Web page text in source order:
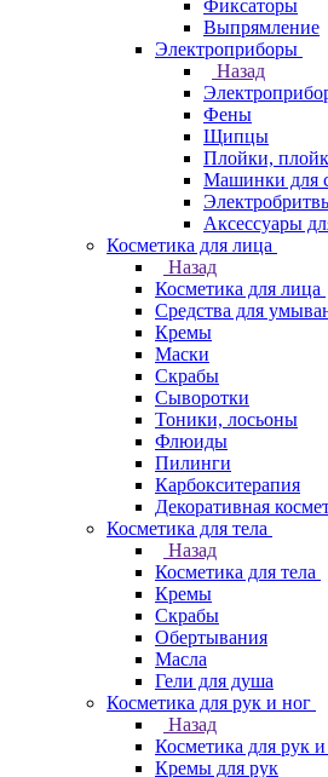
Фиксаторы
Выпрямление
Электроприборы
Назад
Фены
Щипцы
Плойки,
Машинки для
Аксессуары
Косметика для лица
Назад
Косметика для лица
Средства для
Кремы
Маски
Скрабы
Сыворотки
Тоники, лосьоны
Флюиды
Пилинги
Карбокситерапия
Декоративная
Косметика для тела
Назад
Косметика для тела
Кремы
Скрабы
Обертывания
Масла
Гели для душа
Косметика для рук и ног
Назад
Косметика для рук
Кремы для рук